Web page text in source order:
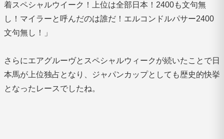
着スペシャルウイーク！上位は全部日本！2400も文句無
し！マイラーと呼んだのは誰だ！エルコンドルパサー2400
文句無し！」
さらにエアグルーヴとスペシャルウィークが続いたことで日
本馬が上位独占となり、ジャパンカップとしても歴史的快挙
となったレースでしたね。